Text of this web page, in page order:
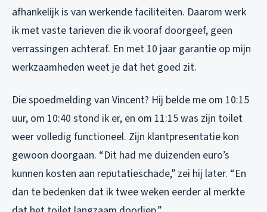
afhankelijk is van werkende faciliteiten. Daarom werk
ik met vaste tarieven die ik vooraf doorgeef, geen
verrassingen achteraf. En met 10 jaar garantie op mijn
werkzaamheden weet je dat het goed zit.
Die spoedmelding van Vincent? Hij belde me om 10:15
uur, om 10:40 stond ik er, en om 11:15 was zijn toilet
weer volledig functioneel. Zijn klantpresentatie kon
gewoon doorgaan. “Dit had me duizenden euro’s
kunnen kosten aan reputatieschade,” zei hij later. “En
dan te bedenken dat ik twee weken eerder al merkte